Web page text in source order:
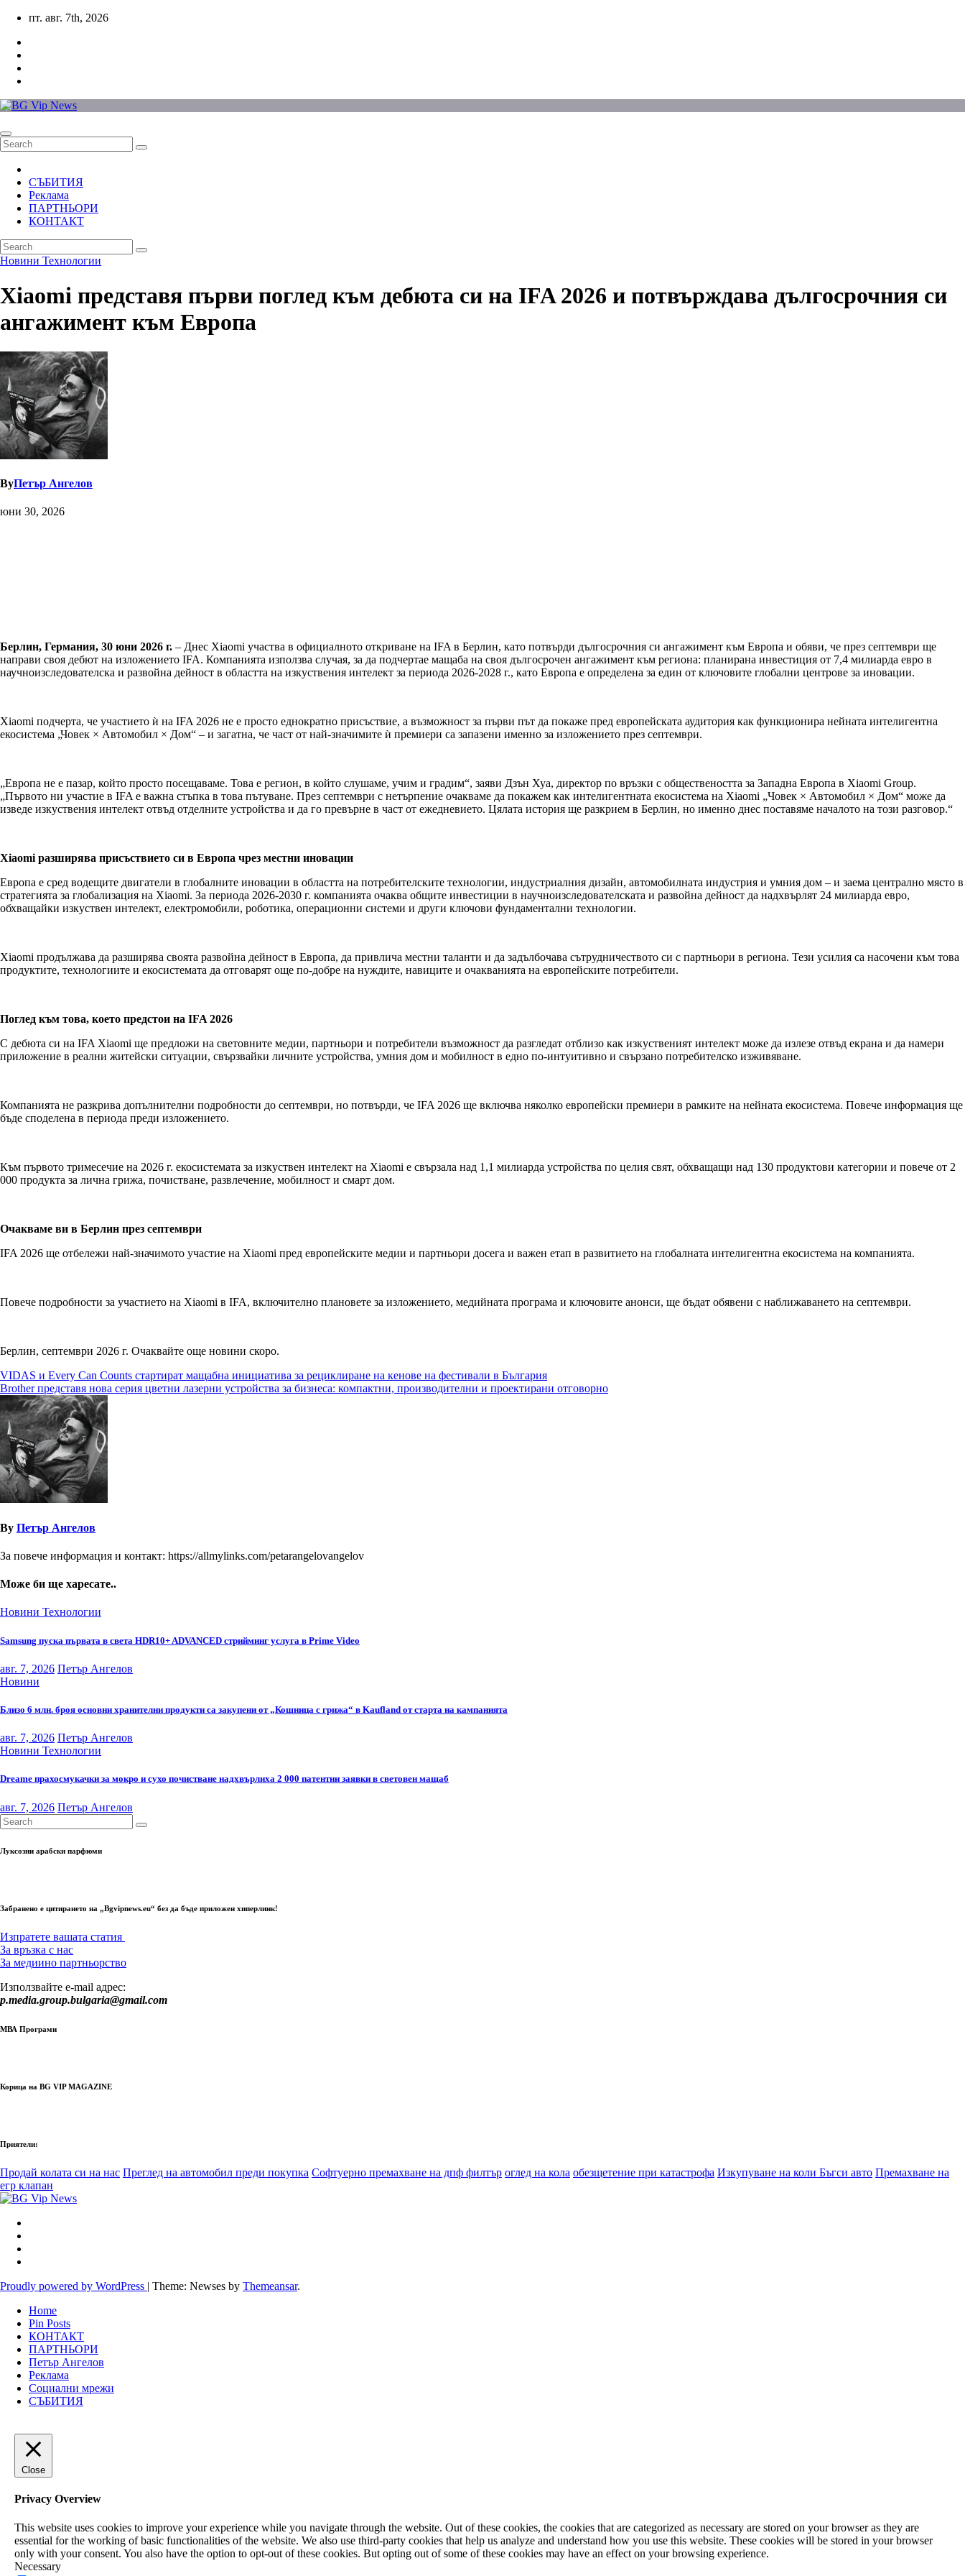
Skip
content
пт. авг. 7th, 2026
СЪБИТИЯ
Реклама
ПАРТНЬОРИ
КОНТАКТ
Новини Технологии
Xiaomi представя първи поглед към дебюта си на IFA 2026 и потвърждава дългосрочния си
ангажимент към Европа
ByПетър Ангелов
юни 30, 2026
Берлин, Германия, 30 юни 2026 г. – Днес Xiaomi участва в официалното откриване на IFA в Берлин, като потвърди дългосрочния си ангажимент към Европа и обяви, че през септември ще
направи своя дебют на изложението IFA. Компанията използва случая, за да подчертае мащаба на своя дългосрочен ангажимент към региона: планирана инвестиция от 7,4 милиарда евро в
научноизследователска и развойна дейност в областта на изкуствения интелект за периода 2026-2028 г., като Европа е определена за един от ключовите глобални центрове за иновации.
Xiaomi подчерта, че участието ѝ на IFA 2026 не е просто еднократно присъствие, а възможност за първи път да покаже пред европейската аудитория как функционира нейната интелигентна
екосистема „Човек × Автомобил × Дом“ – и загатна, че част от най-значимите ѝ премиери са запазени именно за изложението през септември.
„Европа не е пазар, който просто посещаваме. Това е регион, в който слушаме, учим и градим“, заяви Дзън Хуа, директор по връзки с обществеността за Западна Европа в Xiaomi Group.
„Първото ни участие в IFA е важна стъпка в това пътуване. През септември с нетърпение очакваме да покажем как интелигентната екосистема на Xiaomi „Човек × Автомобил × Дом“ може да
изведе изкуствения интелект отвъд отделните устройства и да го превърне в част от ежедневието. Цялата история ще разкрием в Берлин, но именно днес поставяме началото на този разговор.“
Xiaomi разширява присъствието си в Европа чрез местни иновации
Европа е сред водещите двигатели в глобалните иновации в областта на потребителските технологии, индустриалния дизайн, автомобилната индустрия и умния дом – и заема централно място в
стратегията за глобализация на Xiaomi. За периода 2026-2030 г. компанията очаква общите инвестиции в научноизследователската и развойна дейност да надхвърлят 24 милиарда евро,
обхващайки изкуствен интелект, електромобили, роботика, операционни системи и други ключови фундаментални технологии.
Xiaomi продължава да разширява своята развойна дейност в Европа, да привлича местни таланти и да задълбочава сътрудничеството си с партньори в региона. Тези усилия са насочени към това
продуктите, технологиите и екосистемата да отговарят още по-добре на нуждите, навиците и очакванията на европейските потребители.
Поглед към това, което предстои на IFA 2026
С дебюта си на IFA Xiaomi ще предложи на световните медии, партньори и потребители възможност да разгледат отблизо как изкуственият интелект може да излезе отвъд екрана и да намери
приложение в реални житейски ситуации, свързвайки личните устройства, умния дом и мобилност в едно по-интуитивно и свързано потребителско изживяване.
Компанията не разкрива допълнителни подробности до септември, но потвърди, че IFA 2026 ще включва няколко европейски премиери в рамките на нейната екосистема. Повече информация ще
бъде споделена в периода преди изложението.
Към първото тримесечие на 2026 г. екосистемата за изкуствен интелект на Xiaomi е свързала над 1,1 милиарда устройства по целия свят, обхващащи над 130 продуктови категории и повече от 2
000 продукта за лична грижа, почистване, развлечение, мобилност и смарт дом.
Очакваме ви в Берлин през септември
IFA 2026 ще отбележи най-значимото участие на Xiaomi пред европейските медии и партньори досега и важен етап в развитието на глобалната интелигентна екосистема на компанията.
Повече подробности за участието на Xiaomi в IFA, включително плановете за изложението, медийната програма и ключовите анонси, ще бъдат обявени с наближаването на септември.
Берлин, септември 2026 г. Очаквайте още новини скоро.
Навигация
VIDAS и Every Can Counts стартират мащабна инициатива за рециклиране на кенове на фестивали в България
Brother представя нова серия цветни лазерни устройства за бизнеса: компактни, производителни и проектирани отговорно
By Петър Ангелов
За повече информация и контакт: https://allmylinks.com/petarangelovangelov
Може би ще харесате..
Новини Технологии
Samsung пуска първата в света HDR10+ ADVANCED стрийминг услуга в Prime Video
авг. 7, 2026 Петър Ангелов
Новини
Близо 6 млн. броя основни хранителни продукти са закупени от „Кошница с грижа“ в Kaufland от старта на кампанията
авг. 7, 2026 Петър Ангелов
Новини Технологии
Dreame прахосмукачки за мокро и сухо почистване надхвърлиха 2 000 патентни заявки в световен мащаб
авг. 7, 2026 Петър Ангелов
Луксозни арабски парфюми
Забранено е цитирането на „Bgvipnews.eu“ без да бъде приложен хиперлинк!
Изпратете вашата статия
За връзка с нас
За медиино партньорство
Използвайте e-mail адрес:
p.media.group.bulgaria@gmail.com
МВА Програми
Корица на BG VIP MAGAZINE
Приятели:
Продай колата си на нас Преглед на автомобил преди покупка Софтуерно премахване на дпф филтър оглед на кола обезщетение при катастрофа Изкупуване на коли Бъгси авто Премахване на
егр клапан
Proudly powered by WordPress | Theme: Newses by Themeansar.
Home
Pin Posts
КОНТАКТ
ПАРТНЬОРИ
Петър Ангелов
Реклама
Социални мрежи
СЪБИТИЯ
Close
Privacy Overview
This website uses cookies to improve your experience while you navigate through the website. Out of these cookies, the cookies that are categorized as necessary are stored on your browser as they are
essential for the working of basic functionalities of the website. We also use third-party cookies that help us analyze and understand how you use this website. These cookies will be stored in your browser
only with your consent. You also have the option to opt-out of these cookies. But opting out of some of these cookies may have an effect on your browsing experience.
Necessary